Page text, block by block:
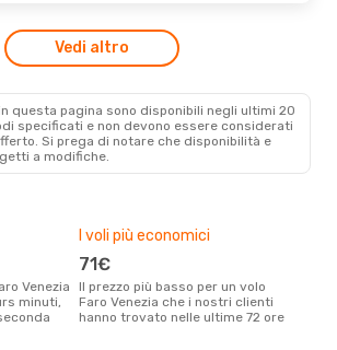
Vedi altro
questa pagina sono disponibili negli ultimi 20
specificati e non devono essere considerati
Si prega di notare che disponibilità e
a modifiche.
minuti,
I voli più economici
71€
Il prezzo più basso per un volo
Faro Venezia che i nostri clienti
hanno trovato nelle ultime 72 ore